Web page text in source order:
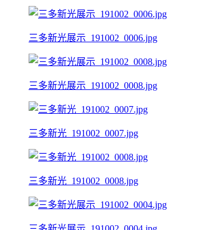
三多新光展示_191002_0006.jpg
三多新光展示_191002_0008.jpg
三多新光_191002_0007.jpg
三多新光_191002_0008.jpg